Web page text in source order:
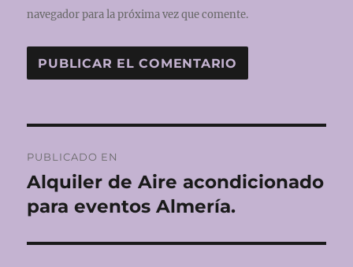
navegador para la próxima vez que comente.
de
entradas
PUBLICADO EN
Alquiler de Aire acondicionado
para eventos Almería.